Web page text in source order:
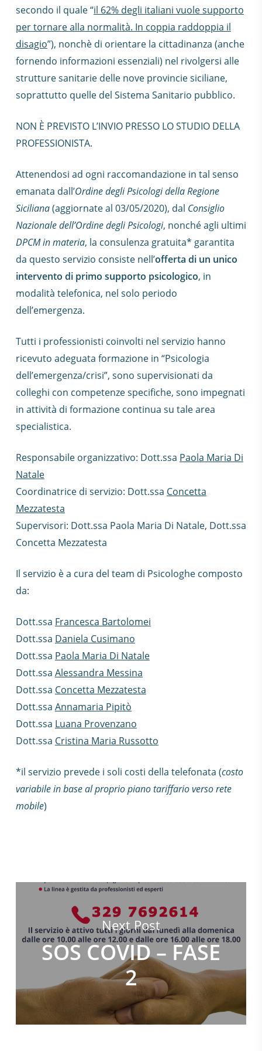
secondo il quale “il 62% degli italiani vuole supporto
per tornare alla normalità. In coppia raddoppia il
disagio”), nonchè di orientare la cittadinanza (anche
fornendo informazioni essenziali) nel rivolgersi alle
strutture sanitarie delle nove provincie siciliane,
soprattutto quelle del Sistema Sanitario pubblico.
NON È PREVISTO L’INVIO PRESSO LO STUDIO DELLA
PROFESSIONISTA.
Attenendosi ad ogni raccomandazione in tal senso
emanata dall’Ordine degli Psicologi della Regione
Siciliana(aggiornate al 03/05/2020), dal Consiglio
Nazionale dell’Ordine degli Psicologi, nonché agli ultimi
DPCM in materia, la consulenza gratuita* garantita
da questo servizio consiste nell’offerta di un unico
intervento di primo supporto psicologico, in
modalità telefonica, nel solo periodo
dell’emergenza.
Tutti i professionisti coinvolti nel servizio hanno
ricevuto adeguata formazione in “Psicologia
dell’emergenza/crisi”, sono supervisionati da
colleghi con competenze specifiche, sono impegnati
in attività di formazione continua su tale area
specialistica.
Responsabile organizzativo: Dott.ssa Paola Maria Di
Natale
Coordinatrice di servizio: Dott.ssa Concetta
Mezzatesta
Supervisori: Dott.ssa Paola Maria Di Natale, Dott.ssa
Concetta Mezzatesta
Il servizio è a cura del team di Psicologhe composto
da:
Dott.ssa Francesca Bartolomei
Dott.ssa Daniela Cusimano
Dott.ssa Paola Maria Di Natale
Dott.ssa Alessandra Messina
Dott.ssa Concetta Mezzatesta
Dott.ssa Annamaria Pipitò
Dott.ssa Luana Provenzano
Dott.ssa Cristina Maria Russotto
*il servizio prevede i soli costi della telefonata (costo
variabile in base al proprio piano tariffario verso rete
mobile)
Next Post
SOS COVID – FASE
2